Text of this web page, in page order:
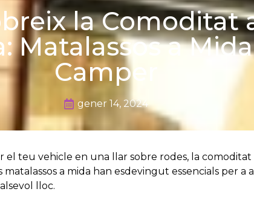
la Comoditat
Matalassos a
Camper
gener 14, 2024
el teu vehicle en una llar sobre rodes, la
matalassos a mida han esdevingut essencials
lloc.